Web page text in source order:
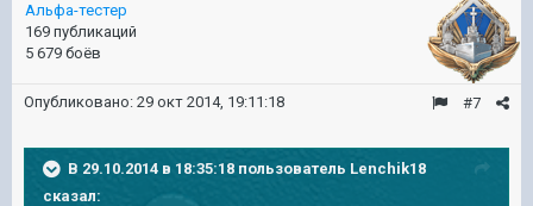
Альфа-тестер
169 публикаций
5 679 боёв
#7
Опубликовано: 29 окт 2014, 19:11:18
В 29.10.2014 в 18:35:18 пользователь Lenchik18
сказал: